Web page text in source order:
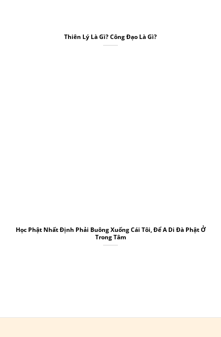
Thiên Lý Là Gì? Công Đạo Là Gì?
Học Phật Nhất Định Phải Buông Xuống Cái Tôi, Để A Di Đà Phật Ở
Trong Tâm